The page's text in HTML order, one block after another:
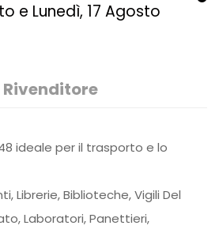
e Lunedì, 17 Agosto
Rivenditore
ideale per il trasporto e lo
Librerie, Biblioteche, Vigili Del
Laboratori, Panettieri,